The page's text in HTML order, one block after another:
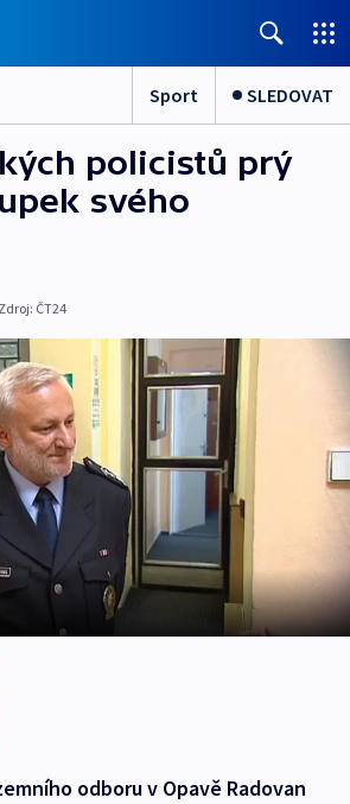
Sport SLEDOVAT
policistů prý
svého
Zdroj: ČT24
odboru v Opavě Radovan